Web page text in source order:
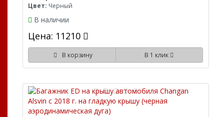
Цвет: Черный
В наличии
Цена: 11210
В корзину В 1 клик